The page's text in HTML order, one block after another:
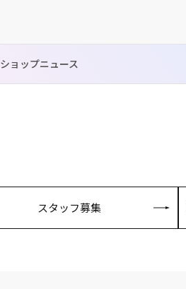
ショップニュース
スタッフ募集